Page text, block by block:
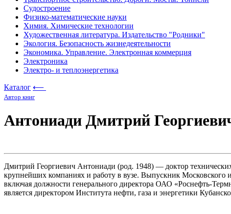
Судостроение
Физико-математические науки
Химия. Химические технологии
Художественная литература. Издательство "Родники"
Экология. Безопасность жизнедеятельности
Экономика. Управление. Электронная коммерция
Электроника
Электро- и теплоэнергетика
Каталог ⟵
Автор книг
Антониади Дмитрий
Дмитрий Георгиевич Антониади (род. 1948) — доктор
крупнейших компаниях и работу в вузе. Выпускник
включая должности генерального директора ОАО «Роснефть-
является директором Института нефти, газа и энергетики